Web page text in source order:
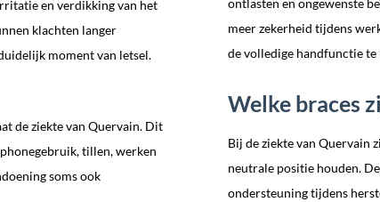
en verdikking van het
klachten langer
moment van letsel.
de ziekte van Quervain. Dit
tillen, werken
soms ook
ontlasten en ongewenste
meer zekerheid tijdens
de volledige handfunctie te
Welke braces
Bij de ziekte van Quervain
neutrale positie houden.
ondersteuning tijdens